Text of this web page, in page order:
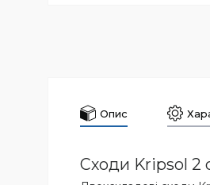
Опис
Сходи Kripsol 2